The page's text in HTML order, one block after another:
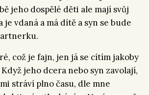
jeho dospělé děti ale mají svůj
vdaná a má dítě a syn se bude
což je fajn, jen já se cítím jakoby
jeho dcera nebo syn zavolají,
stráví plno času, dle mne